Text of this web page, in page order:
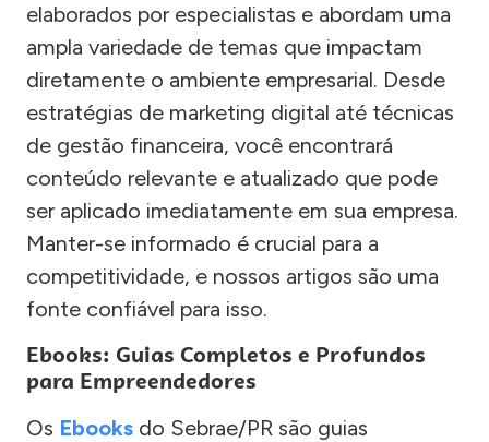
elaborados por especialistas e abordam uma
ampla variedade de temas que impactam
diretamente o ambiente empresarial. Desde
estratégias de marketing digital até técnicas
de gestão financeira, você encontrará
conteúdo relevante e atualizado que pode
ser aplicado imediatamente em sua empresa.
Manter-se informado é crucial para a
competitividade, e nossos artigos são uma
fonte confiável para isso.
Ebooks: Guias Completos e Profundos
para Empreendedores
Os Ebooks do Sebrae/PR são guias